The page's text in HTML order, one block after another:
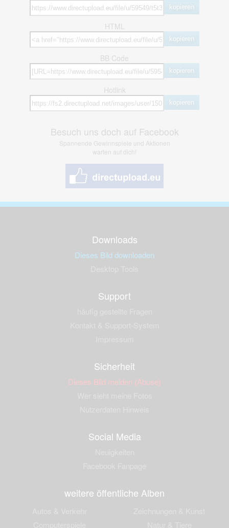
kopieren
HTML
kopieren
BB Code
kopieren
Hotlink
kopieren
Besuch uns doch auf Facebook
Spannende Gewinnspiele und Aktionen
warten auf dich!
Downloads
Dieses Bild downloaden
Support
Sicherheit
Dieses Bild melden (Abuse)
Social Media
weitere öffentliche Alben